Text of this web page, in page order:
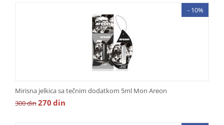
- 10%
Mirisna jelkica sa tečnim dodatkom 5ml Mon Areon
300din270 din